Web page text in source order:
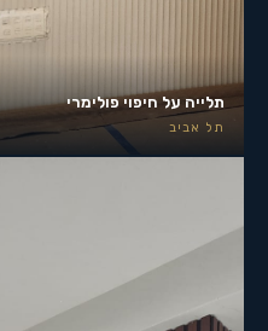
תלייה על חיפוי פולימרי
תל אביב